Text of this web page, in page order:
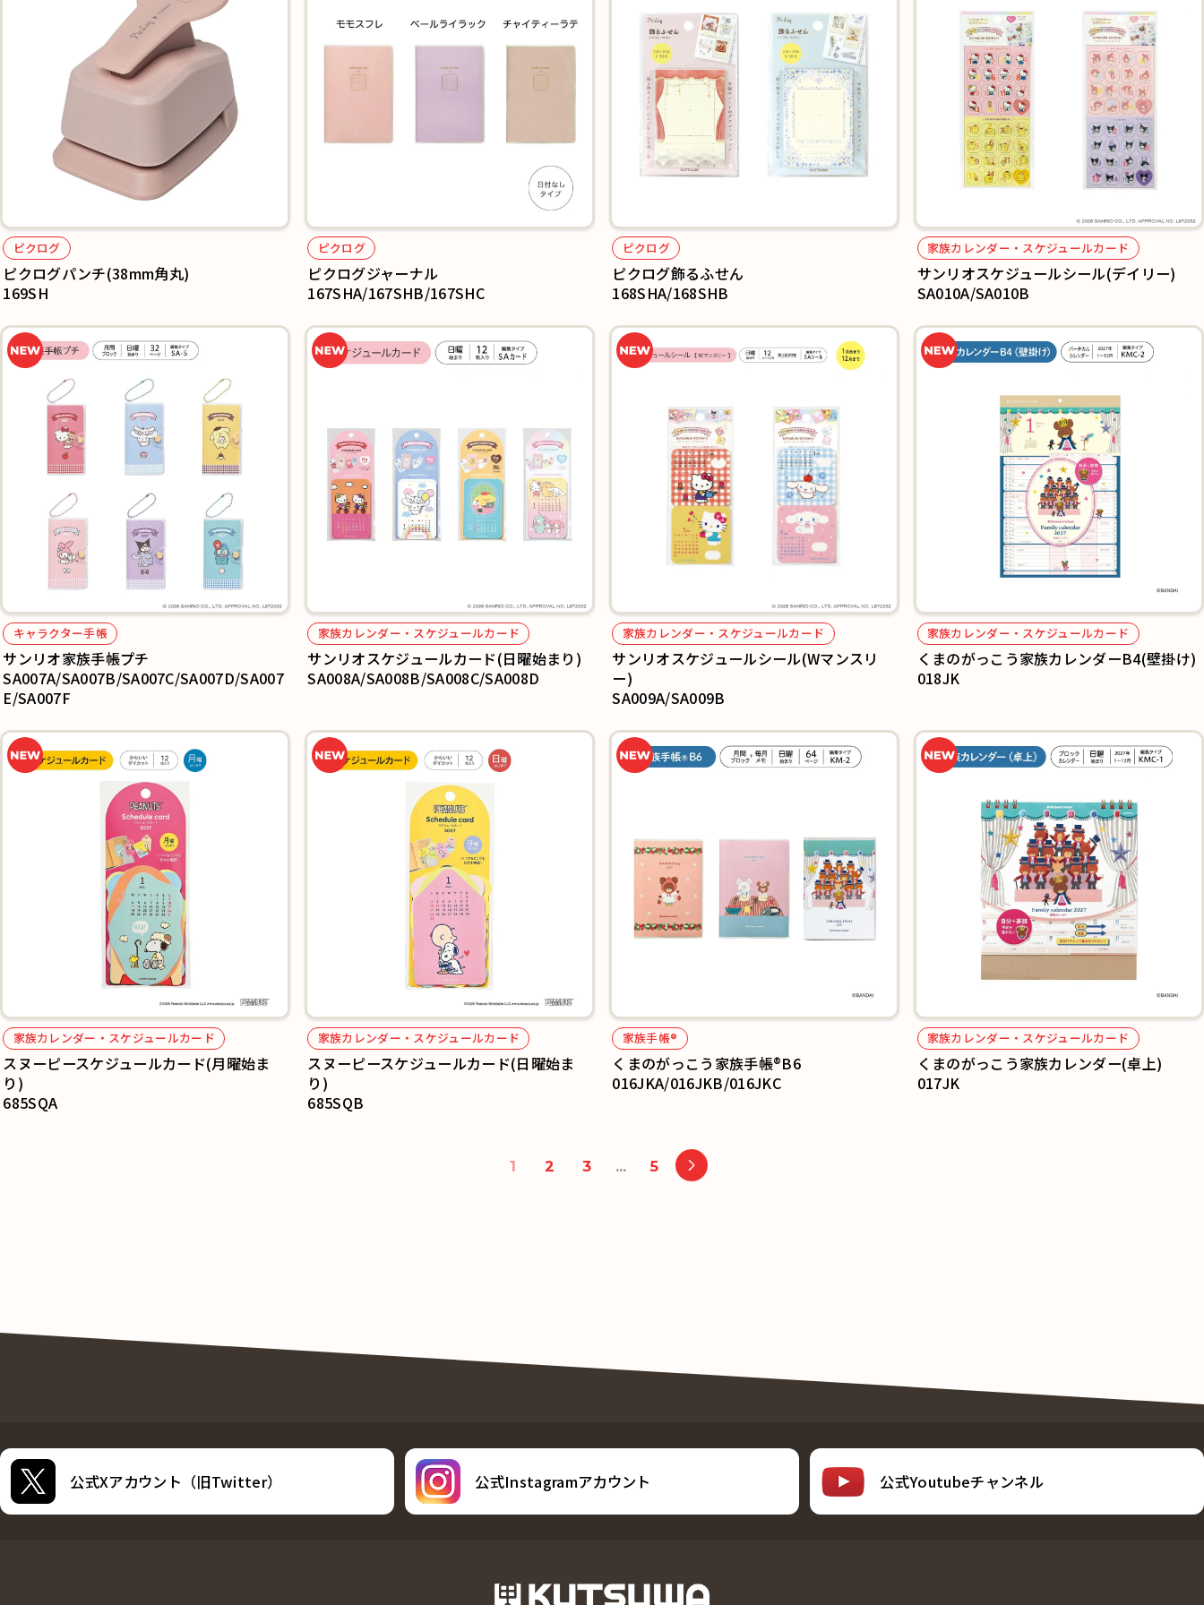
ピクログ
ピクログパンチ(38mm角丸)
169SH
ピクログ
ピクログジャーナル
167SHA/167SHB/167SHC
ピクログ
ピクログ飾るふせん
168SHA/168SHB
家族カレンダー・スケジュールカード
サンリオスケジュールシール(デイリー)
SA010A/SA010B
キャラクター手帳
サンリオ家族手帳プチ
SA007A/SA007B/SA007C/SA007D/SA007
E/SA007F
家族カレンダー・スケジュールカード
サンリオスケジュールカード(日曜始まり)
SA008A/SA008B/SA008C/SA008D
家族カレンダー・スケジュールカード
サンリオスケジュールシール(Wマンスリ
ー)
SA009A/SA009B
家族カレンダー・スケジュールカード
くまのがっこう家族カレンダーB4(壁掛け)
018JK
家族カレンダー・スケジュールカード
スヌーピースケジュールカード(月曜始ま
り)
685SQA
家族カレンダー・スケジュールカード
スヌーピースケジュールカード(日曜始ま
り)
685SQB
家族手帳®
くまのがっこう家族手帳®B6
016JKA/016JKB/016JKC
家族カレンダー・スケジュールカード
くまのがっこう家族カレンダー(卓上)
017JK
1 2 3 … 5
公式Xアカウント（旧Twitter） 公式Instagramアカウント 公式Youtubeチャンネル